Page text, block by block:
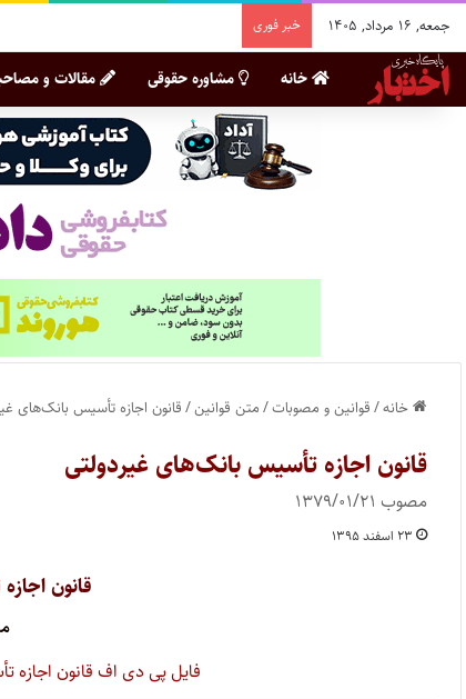
جمعه, ۱۶ مرداد, ۱۴۰۵ خبر فوری
خانه مشاوره حقوقی مقالات و
خانه/قوانین و مصوبات/متن قوانین/قانون اجازه تأسیس بانک‌های
قانون اجازه تأسیس بانک‌های غیردولتی
مصوب ۱۳۷۹/۰۱/۲۱
۲۳ اسفند ۱۳۹۵
قانون
فایل پی دی اف قانون اجازه